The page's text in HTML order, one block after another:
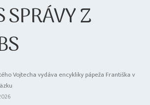
SPRÁVY Z
Vojtecha vydáva encykliky pápeža Františka v